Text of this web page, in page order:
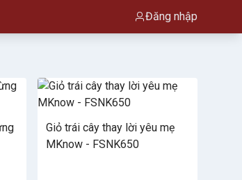
Đăng nhập
Giỏ trái cây thay lời yêu mẹ
MKnow - FSNK650